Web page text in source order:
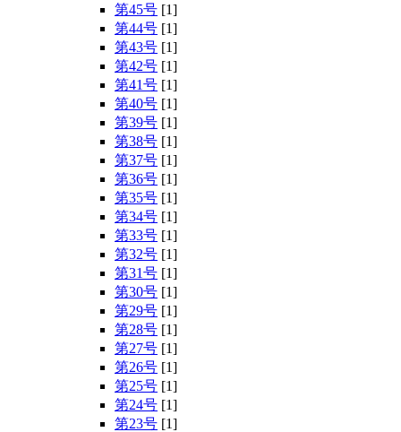
第45号 [1]
第44号 [1]
第43号 [1]
第42号 [1]
第41号 [1]
第40号 [1]
第39号 [1]
第38号 [1]
第37号 [1]
第36号 [1]
第35号 [1]
第34号 [1]
第33号 [1]
第32号 [1]
第31号 [1]
第30号 [1]
第29号 [1]
第28号 [1]
第27号 [1]
第26号 [1]
第25号 [1]
第24号 [1]
第23号 [1]